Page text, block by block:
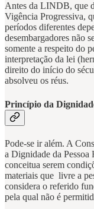
Antes da LINDB, que
Vigência Progressiva,
períodos diferentes
desembargadores não
somente a respeito do
interpretação da lei
direito do início do
absolveu os réus.
Princípio da
Pode-se ir além. A
a Dignidade da
conceitua serem
materiais que livre a
considera o referido
pela qual não é